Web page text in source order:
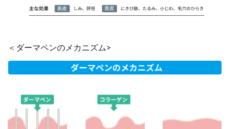
＜ダーマペンのメカニズム>